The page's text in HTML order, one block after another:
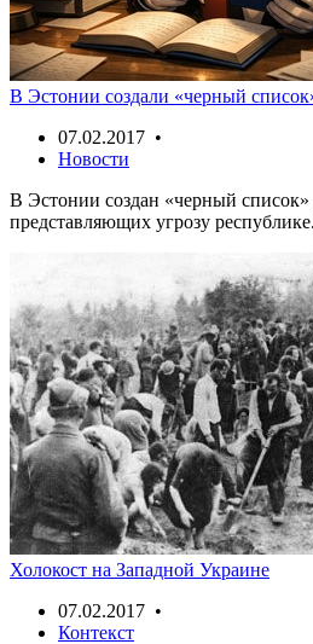
В Эстонии создали «черный
07.02.2017 •
Новости
В Эстонии создан «черный
представляющих угрозу республике.
Холокост на Западной Украине
07.02.2017 •
Контекст